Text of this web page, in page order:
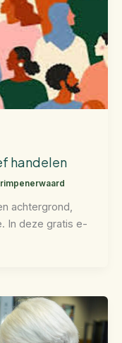
handelen
achtergrond,
In deze gratis e-